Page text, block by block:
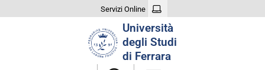
Servizi Online
Università
degli Studi
di Ferrara